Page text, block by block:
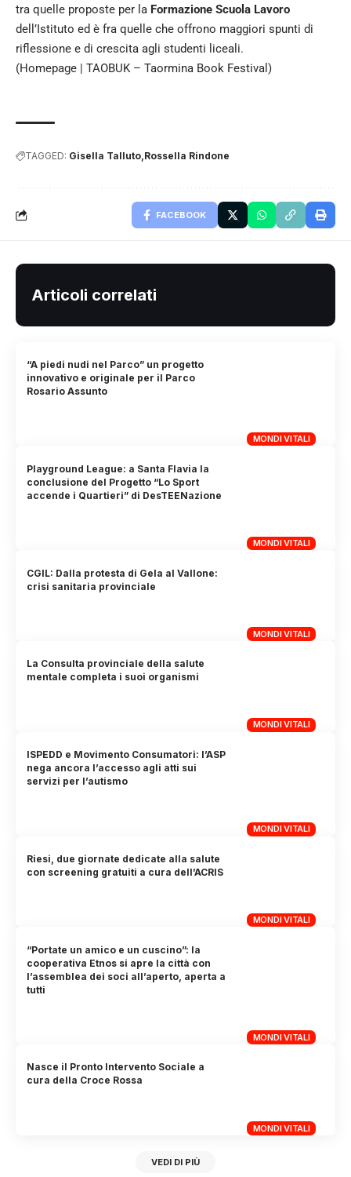
tra quelle proposte per la Formazione Scuola Lavoro
dell’Istituto ed è fra quelle che offrono maggiori spunti di
riflessione e di crescita agli studenti liceali.
(Homepage | TAOBUK – Taormina Book Festival)
TAGGED: Gisella Talluto Rossella Rindone
FACEBOOK
Articoli correlati
MONDI VITALI
“A piedi nudi nel Parco” un progetto
innovativo e originale per il Parco
Rosario Assunto
MONDI VITALI
Playground League: a Santa Flavia la
conclusione del Progetto “Lo Sport
accende i Quartieri” di DesTEENazione
MONDI VITALI
CGIL: Dalla protesta di Gela al Vallone:
crisi sanitaria provinciale
MONDI VITALI
La Consulta provinciale della salute
mentale completa i suoi organismi
MONDI VITALI
ISPEDD e Movimento Consumatori: l’ASP
nega ancora l’accesso agli atti sui
servizi per l’autismo
MONDI VITALI
Riesi, due giornate dedicate alla salute
con screening gratuiti a cura dell’ACRIS
MONDI VITALI
“Portate un amico e un cuscino”: la
cooperativa Etnos si apre la città con
l’assemblea dei soci all’aperto, aperta a
tutti
MONDI VITALI
Nasce il Pronto Intervento Sociale a
cura della Croce Rossa
VEDI DI PIÙ